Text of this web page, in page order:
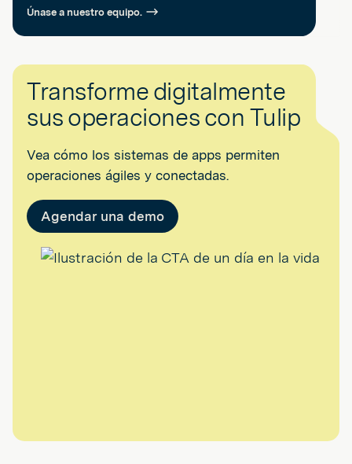
Únase a nuestro equipo.
Transforme digitalmente
sus operaciones con Tulip
Vea cómo los sistemas de apps permiten
operaciones ágiles y conectadas.
Agendar una demo